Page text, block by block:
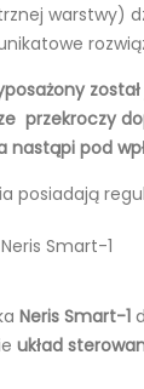
warstwy)
przekroczy
nastąpi pod
posiadają
Neris Smart-1
układ